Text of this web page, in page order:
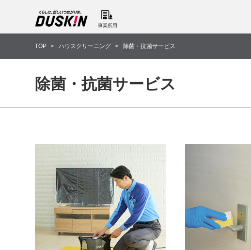
事業所用
TOP ハウスクリーニング 除菌・抗菌サービス
除菌・抗菌サービス